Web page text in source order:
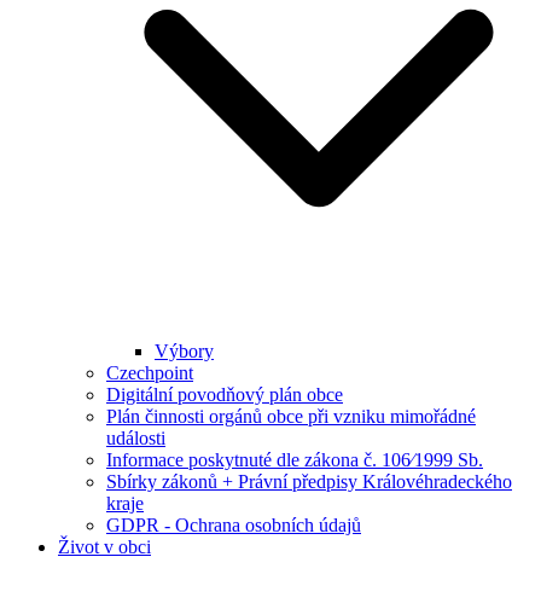
Výbory
Czechpoint
Digitální povodňový plán obce
Plán činnosti orgánů obce při vzniku mimořádné
události
Informace poskytnuté dle zákona č. 106⁄1999 Sb.
Sbírky zákonů + Právní předpisy Královéhradeckého
kraje
GDPR - Ochrana osobních údajů
Život v obci